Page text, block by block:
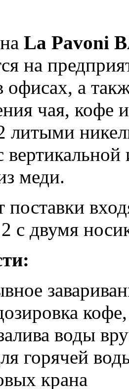
La Pavoni
на
офисах, а
чая,
литыми
меди.
поставки
с двумя
воды
горячей
крана